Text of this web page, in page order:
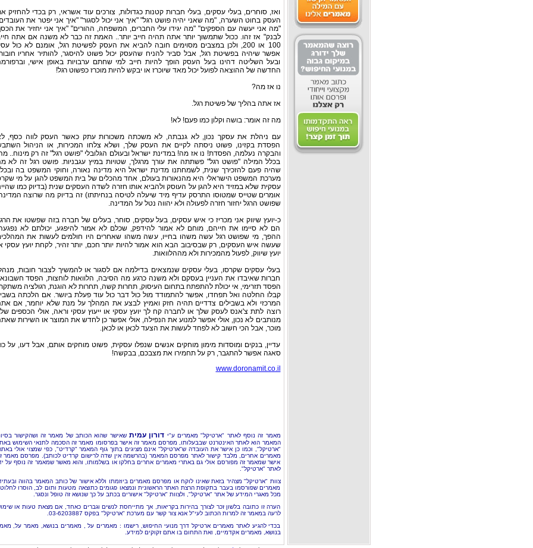
ואז, סוחרים, בעלי עסקים, בעלי חברות קטנות כגדולות, צורכים עוד אשראי, רק בכדי להחזיק
העסק בחוט השערה, "מה שאני יהיה פושט רגל" "איך אני יכול לסגור" "איך אני יפטר את
"מה אני יעשה עם הספקים" "מה יגידו עלי החברים, המשפחה, ההורים" "איך אני יחזיר את
לבנק" אז זהו. ככול שתמשוך יותר אתה תהיה חייב יותר.. האמת זה כבר לא משנה אם אתה
100 או 200, ולכן במצבים מסוימים חובה להביא את העסק לפשיטת רגל, אומנם לא כול
אפשר שיהיה בפשיטת רגל, אבל סביר להניח שהעסק יכול פשוט להיסגר, להותיר אחריו
ובעל השליטה דהינו בעל העסק הופך להיות חייב למי שחתם ערבויות באופן אישי,
החדשה של ההוצאה לפועל יכול מאד שיוכרז או יבקש להיות מוכרז כפשוט רגל!
נו אז מה?
אז אתה בהליך של פשיטת רגל.
מה זה אומר: בושה וקלון כמו פעם! לא!
עם ניהלת את עסקך נכון, לא גנבתה, לא משכתה משכורות עתק כאשר העסק לווה כסף,
הפסדת בקזינו, פשוט ניסתה לקיים את העסק שלך, ושלא צלחו המכירות, או הניהול
והבקרה נעלמה, הפסדת! נו אז מה! במדינת ישראל ובעולם הגלובלי "פושט רגל" זה רק מינוח..
בכלל המילה "פושט רגל" פשתתה את עורך מרגלך, שטויות במיץ עגבניות. פושט רגל זה לא
שהיה פעם להזכירך שנית, לשמחתנו מדינת ישראל היא מדינה נאורה, וחוקי המשפט בה
מערכת המשפט הישראלי היא מהנאורות בעולם, אחד מהכלים של בית המשפט להגן על מי
עסקית שלא במזיד היא להגן על העוסק ולהביא אותו חזרה לשדה העסקים שנית (בדיוק כמו
אומרים שטייס שמטוסו התרסק עדיף מיד שיעלה לטיסה בנחיתתו) זה בדיוק מה שרוצה
שפושט הרגל יחזור חזרה לפעולה ולא יהווה נטל על המדינה.
כ-יועץ שיווק אני מכריז כי איש עסקים, בעל עסקים, סוחר, בעלים של חברה בזה שפשטו את
הם לא סיימו את חייהם, מוחם לא אמור להידפק, שכלם לא אמור להיפגע, יכולתם לא
ההפך, מי שפושט רגל עשה משהו בחייו, עשה משהו שאחרים היו חולמים לעשות את
שעשה איש העסקים, רק שבסיבוב הבא הוא אמור להיות יותר חכם, יותר זהיר, לקחת יועץ עסקי
יועץ שיווק, לפעול מהמכירות ולא מההלוואות.
בעלי עסקים שקרסו, בעלי עסקים שנמצאים בדילמה אם לסגור או להמשיך לצבור חובות,
חברות שאיבדו את העניין בעסקם ולא משנה כרגע מה הסיבה, הלוואות לוחצות, הפסד
הפסד תזרימי, אי יכולת להתפתח בתחום העיסוק, תחרות קשה, תחרות לא הוגנת, רגולציה
קבלו החלטה ואל תפחדו, אפשר להתמודד מול כול דבר כול עוד פעלת ביושר. אם הלכתה
המרכזי ולא בשבילים צדדיים תהיה חזק ואמיץ לבצע את המהלך על מנת שלא יוחמר, אם
רוצה לתת צ'אנס לעסק שלך או לחברה קח לך יועץ עסקי או ייעוץ עסקי וראה, אולי הכספים
מנותבים לא נכון, אולי אפשר למנוע את הנפילה, אולי אפשר כן לחדש את המוצר או השירות
מוכר, אבל הכי חשוב לא לפחד לעשות את הצעד לכאן או לכאן.
עדיין, בנקים ומוסדות מימון מוחקים אנשים שנפלו עסקית, פשוט מוחקים אותם, אבל דעו, על
סאגה אפשר להתגבר, רק על תחמירו את מצבכם, בבקשה!
www.doronamit.co.il
מאמר זה נוסף לאתר "ארטיקל" מאמרים ע"י דורון עמיתשאישר שהוא הכותב של מאמר זה ושהקישור
המאמר הוא לאתר האינטרנט שבבעלותו, מפרסם מאמר זה אישר בפרסומו מאמר זה הסכמה לתנאי השימוש
"ארטיקל", וכמו כן אישר את העובדה ש"ארטיקל" אינם מציגים בתוך גוף המאמר "קרדיט", כפי שמצוי אולי
מאמרים אחרים, מלבד קישור לאתר מפרסם המאמר (בהרשמה אין שדה לרישום קרדיט לכותב). מפרסם מאמר
אישר שמאמר זה מפורסם אולי גם באתרי מאמרים אחרים בחלקו או בשלמותו, והוא מאשר שמאמר זה נוסף על
לאתר "ארטיקל".
צוות "ארטיקל" מצהיר בזאת שאינו לוקח או מפרסם מאמרים ביוזמתו וללא אישור של כותב המאמר בהווה
מאמרים שפורסמו בעבר בתקופת הרצת האתר הראשונית ונמצאו פגומים כתוצאה מטעות ותום לב, הוסרו
מכל מאגרי המידע של אתר "ארטיקל", ולצוות "ארטיקל" אישורים בכתב על כך שנושא זה טופל ונסגר.
הערה זו כתובה בלשון זכר לצורך בהירות בקריאות, אך מתייחסת לנשים וגברים כאחד, אם מצאת טעות או
לרעה במאמר זה למרות הכתוב לעי"ל אנא צור קשר עם מערכת "ארטיקל" בפקס 03-6203887.
בכדי להגיע לאתר מאמרים ארטיקל דרך מנועי החיפוש, רישמו : מאמרים על , מאמרים בנושא, מאמר על,
בנושא, מאמרים אקדמיים, ואת התחום בו אתם זקוקים למידע.